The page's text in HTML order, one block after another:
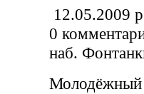
12.05.2009
0
наб.
Молодёжный